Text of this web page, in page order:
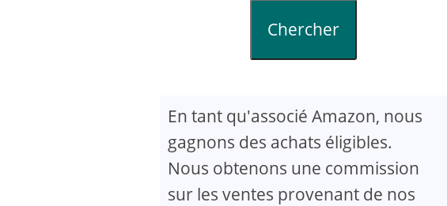
Chercher
En tant qu'associé Amazon, nous
gagnons des achats éligibles.
Nous obtenons une commission
sur les ventes provenant de nos